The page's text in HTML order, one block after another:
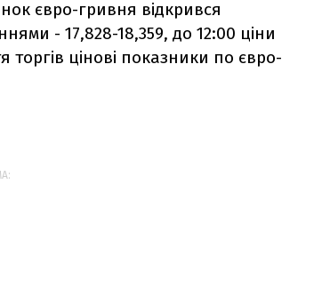
євро-гривня відкрився
- 17,828-18,359, до 12:00 ціни
торгів цінові показники по євро-